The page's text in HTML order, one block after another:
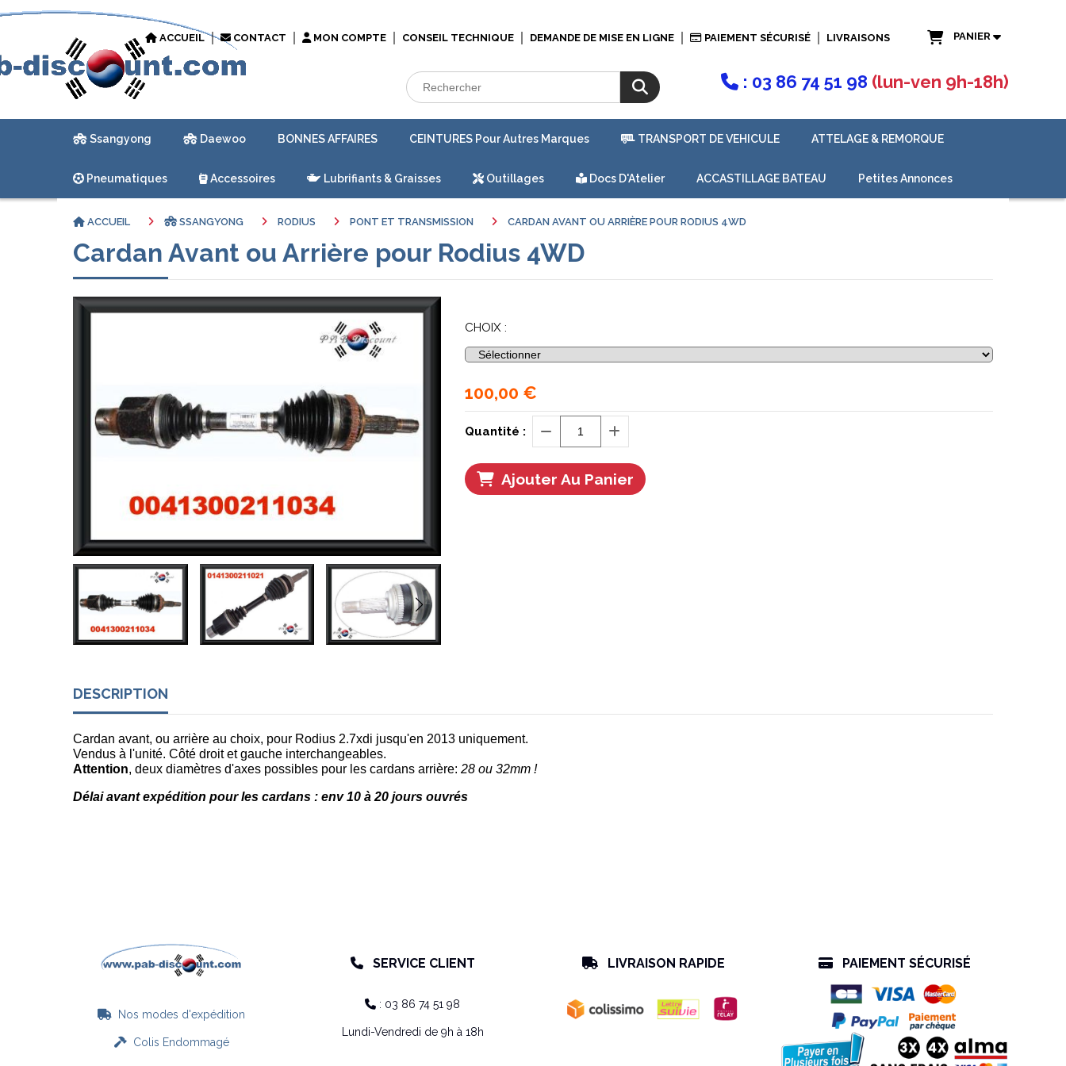
 : 03 86 74 51 98 (lun-ven 9h-18h)
ACCUEIL CONTACT MON COMPTE CONSEIL TECHNIQUE DEMANDE DE MISE EN LIGNE PAIEMENT SÉCURISÉ LIVRAISONS PANIER
Ssangyong Daewoo BONNES AFFAIRES CEINTURES Pour Autres Marques TRANSPORT DE VEHICULE ATTELAGE & REMORQUE
Pneumatiques Accessoires Lubrifiants & Graisses Outillages Docs D'Atelier ACCASTILLAGE BATEAU Petites Annonces
ACCUEIL SSANGYONG RODIUS PONT ET TRANSMISSION CARDAN AVANT OU ARRIÈRE POUR RODIUS 4WD
Cardan Avant ou Arrière pour Rodius 4WD
CHOIX :
100,00 €
Quantité :
Ajouter Au Panier
DESCRIPTION
Cardan avant, ou arrière au choix, pour Rodius 2.7xdi jusqu'en 2013 uniquement.
Vendus à l'unité. Côté droit et gauche interchangeables.
Attention, deux diamètres d'axes possibles pour les cardans arrière: 28 ou 32mm !
Délai avant expédition pour les cardans : env 10 à 20 jours ouvrés
 Nos modes d'expédition
Colis Endommagé
 SERVICE CLIENT
 : 03 86 74 51 98
Lundi-Vendredi de 9h à 18h
 LIVRAISON RAPIDE  PAIEMENT SÉCURISÉ